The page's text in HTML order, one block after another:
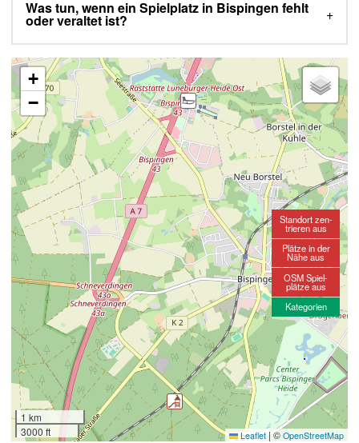
Was tun, wenn ein Spielplatz in Bispingen fehlt
oder veraltet ist?
+
−
1 km
3000 ft
Leaflet | © OpenStreetMap
Standort zen-
trieren aus
Plätze in der
Nähe aus
OSM Spiel-
plätze aus
Kategorien